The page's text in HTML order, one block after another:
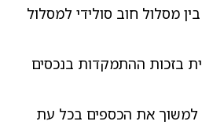
מסלול חוב סולידי למסלול
בזכות ההתמקדות בנכסים
למשוך את הכספים בכל עת